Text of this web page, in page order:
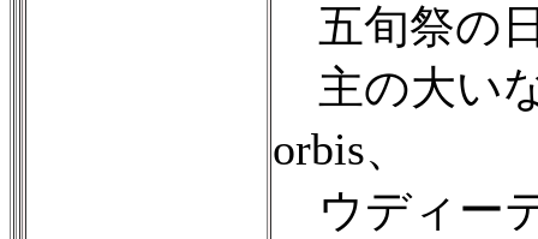
五旬祭の
主の大い
orbis、
ウディー